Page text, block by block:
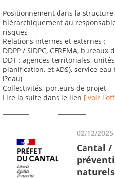
Positionnement dans la structure
hiérarchiquement au
risques
Relations internes et externes :
DDPP / SIDPC, CEREMA, bureaux
DDT : agences territoriales,
planification, et ADS), service
l?eau)
Collectivités, porteurs de projet
Lire la suite dans le lien [ voir
02/12/2025
Cantal /